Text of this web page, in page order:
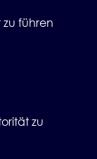
zu führen
zu